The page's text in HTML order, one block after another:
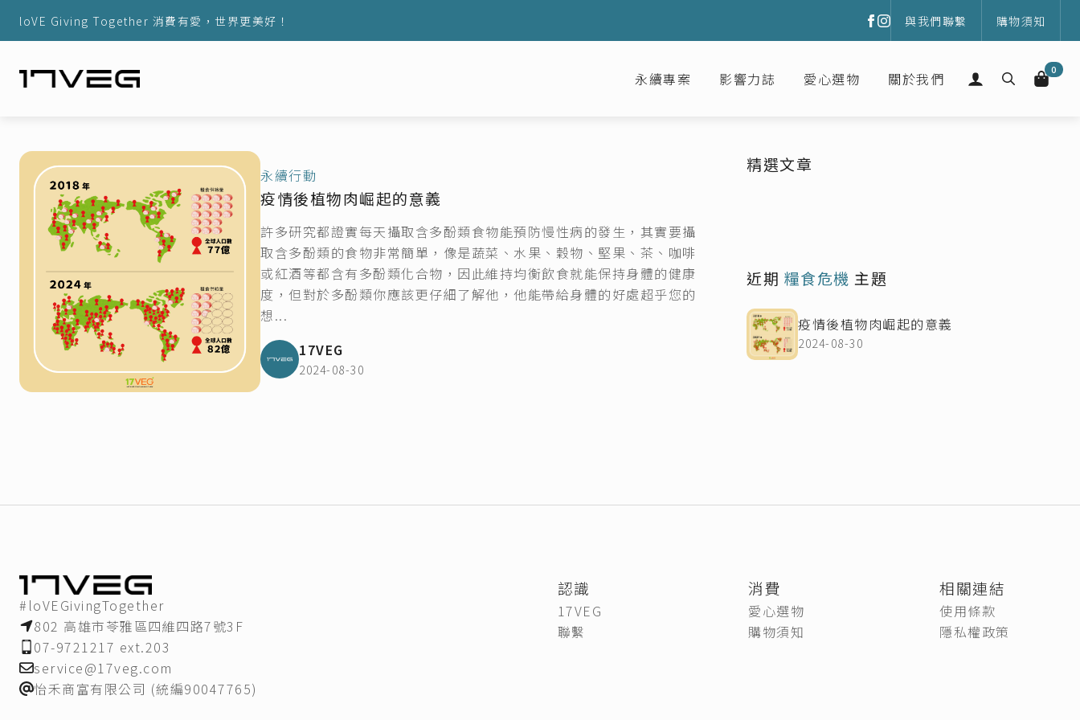
loVE Giving Together 消費有愛，世界更美好！ 與我們聯繫 購物須知
永續專案 影響力誌 愛心選物
關於我們
0
疫情後植物肉崛起的意義
許多研究都證實每天攝取含多酚類食物能預防慢性病的發生，其實要攝
取含多酚類的食物非常簡單，像是蔬菜、水果、穀物、堅果、茶、咖啡
或紅酒等都含有多酚類化合物，因此維持均衡飲食就能保持身體的健康
度，但對於多酚類你應該更仔細了解他，他能帶給身體的好處超乎您的
想...
17VEG
2024-08-30
永續行動
精選文章
近期 糧食危機 主題
疫情後植物肉崛起的意義
2024-08-30
#loVEGivingTogether
802 高雄市苓雅區四維四路7號3F
07-9721217 ext.203
service@17veg.com
怡禾商富有限公司 (統編90047765)
認識
17VEG
聯繫
消費
愛心選物
購物須知
相關連結
使用條款
隱私權政策